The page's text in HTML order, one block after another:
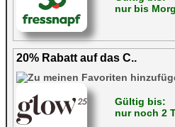
nur bis
20% Rabatt auf das C..
Gültig bis:
nur noch 2